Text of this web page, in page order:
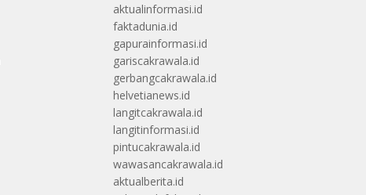
aktualinformasi.id
faktadunia.id
gapurainformasi.id
gariscakrawala.id
gerbangcakrawala.id
helvetianews.id
langitcakrawala.id
langitinformasi.id
pintucakrawala.id
wawasancakrawala.id
aktualberita.id